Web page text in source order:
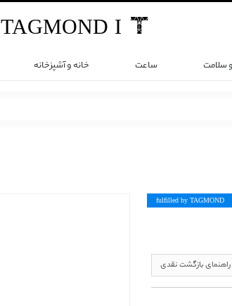
TAGMOND I
سلامت ساعت خانه و آشپزخانه
fulfilled by TAGMOND
راهنمای بازگشت نقدی